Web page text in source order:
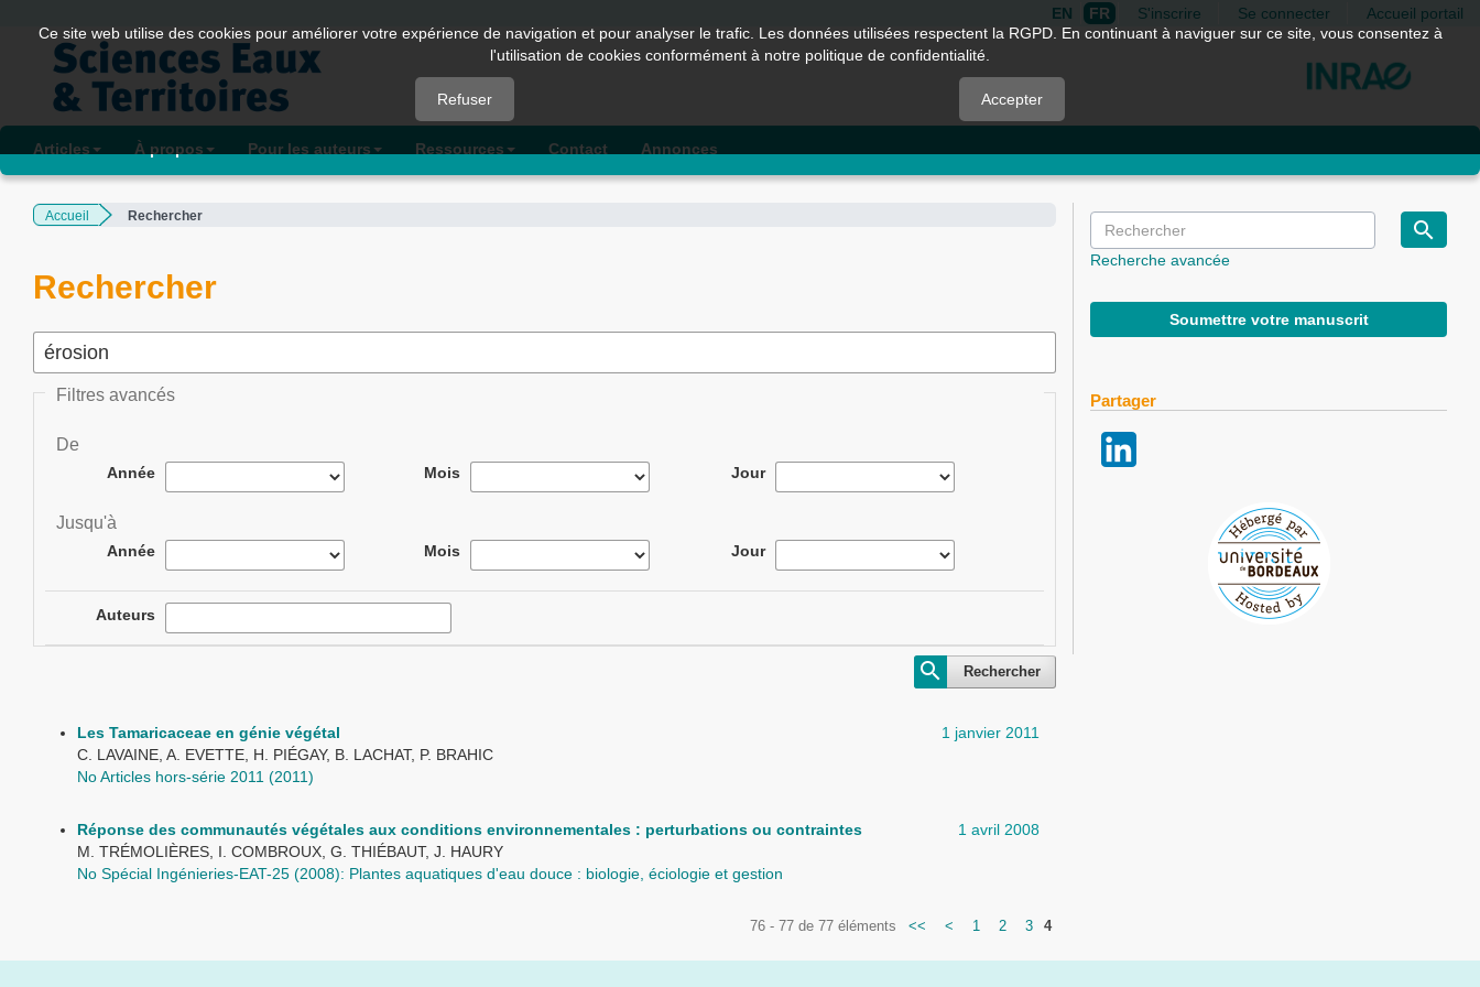
Quick
jump
page
content
Navigation
Main
Sidebar
EN FR S'inscrire Se connecter Accueil portail
Articles À propos Pour les auteurs Ressources Contact Annonces
Accueil Rechercher
Rechercher
Filtres avancés
De
Année Mois Jour
Jusqu'à
Année Mois Jour
Auteurs
Rechercher
1 janvier 2011
Les Tamaricaceae en génie végétal
C. LAVAINE, A. EVETTE, H. PIÉGAY, B. LACHAT, P. BRAHIC
No Articles hors-série 2011 (2011)
1 avril 2008
Réponse des communautés végétales aux conditions environnementales : perturbations ou contraintes
M. TRÉMOLIÈRES, I. COMBROUX, G. THIÉBAUT, J. HAURY
No Spécial Ingénieries-EAT-25 (2008): Plantes aquatiques d'eau douce : biologie, éciologie et gestion
76 - 77 de 77 éléments << < 1 2 3 4
Recherche avancée
Soumettre votre manuscrit
Partager
Ce site web utilise des cookies pour améliorer votre expérience de navigation et pour analyser le trafic. Les données utilisées respectent la RGPD. En continuant à naviguer sur ce site, vous consentez à
l'utilisation de cookies conformément à notre politique de confidentialité.
Refuser Accepter